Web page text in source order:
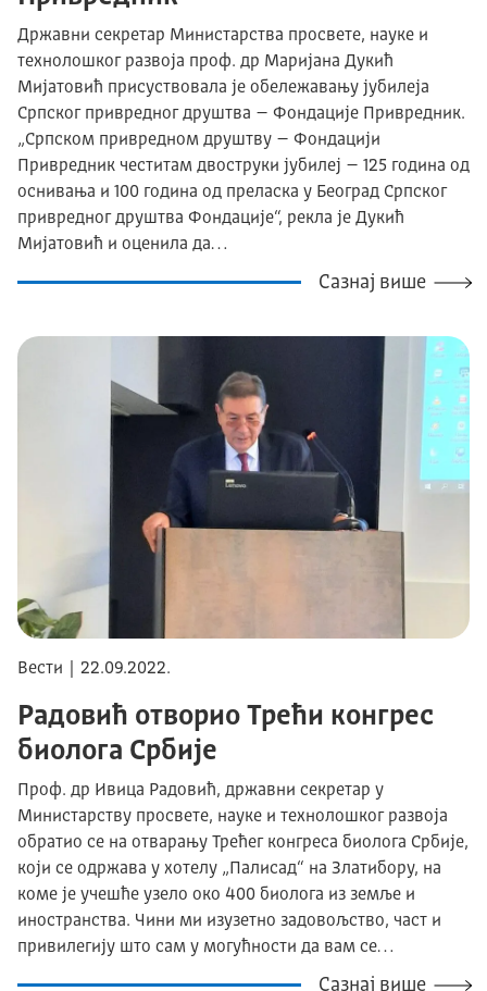
Државни секретар Министарства просвете, науке и
технолошког развоја проф. др Маријана Дукић
Мијатовић присуствовала је обележавању јубилеја
Српског привредног друштва – Фондације Привредник.
„Српском привредном друштву – Фондацији
Привредник честитам двоструки јубилеј – 125 година од
оснивања и 100 година од преласка у Београд Српског
привредног друштва Фондације“, рекла је Дукић
Мијатовић и оценила да…
Сазнај више
Вести | 22.09.2022.
Радовић отворио Трећи конгрес
биолога Србије
Проф. др Ивица Радовић, државни секретар у
Министарству просвете, науке и технолошког развоја
обратио се на отварању Трећег конгреса биолога Србије,
који се одржава у хотелу „Палисад“ на Златибору, на
коме је учешће узело око 400 биолога из земље и
иностранства. Чини ми изузетно задовољство, част и
привилегију што сам у могућности да вам се…
Сазнај више